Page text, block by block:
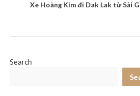
Xe Hoàng Kim đi Dak Lak từ Sài
Search